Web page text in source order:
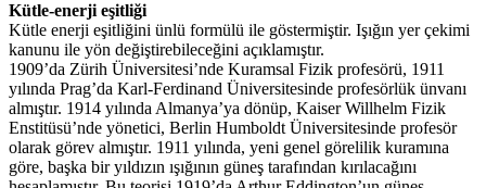
Kütle-enerji eşitliği
Kütle enerji eşitliğini ünlü formülü ile göstermiştir. Işığın yer çekimi
kanunu ile yön değiştirebileceğini açıklamıştır.
1909’da Zürih Üniversitesi’nde Kuramsal Fizik profesörü, 1911
yılında Prag’da Karl-Ferdinand Üniversitesinde profesörlük ünvanı
almıştır. 1914 yılında Almanya’ya dönüp, Kaiser Willhelm Fizik
Enstitüsü’nde yönetici, Berlin Humboldt Üniversitesinde profesör
olarak görev almıştır. 1911 yılında, yeni genel görelilik kuramına
göre, başka bir yıldızın ışığının güneş tarafından kırılacağını